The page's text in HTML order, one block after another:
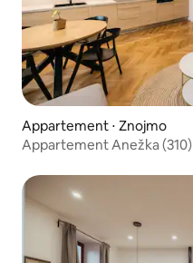
Appartement ⋅ Znojmo
Appartement Anežka (310)